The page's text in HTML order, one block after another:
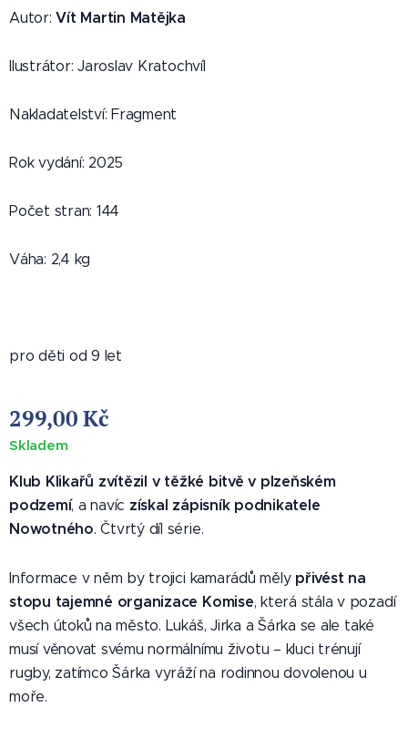
ctemecesky.cz
Autor:Vít Martin Matějka
Ilustrátor: Jaroslav Kratochvíl
Nakladatelství: Fragment
Rok vydání: 2025
Počet stran: 144
Váha: 2,4 kg
pro děti od 9 let
299,00Kč
Skladem
Klub Klikařů zvítězil v těžké bitvě v plzeňském
podzemí, a navíc získal zápisník podnikatele
Nowotného. Čtvrtý díl série.
Informace v něm by trojici kamarádů měly přivést na
stopu tajemné organizace Komise, která stála v pozadí
všech útoků na město. Lukáš, Jirka a Šárka se ale také
musí věnovat svému normálnímu životu – kluci trénují
rugby, zatímco Šárka vyráží na rodinnou dovolenou u
moře.